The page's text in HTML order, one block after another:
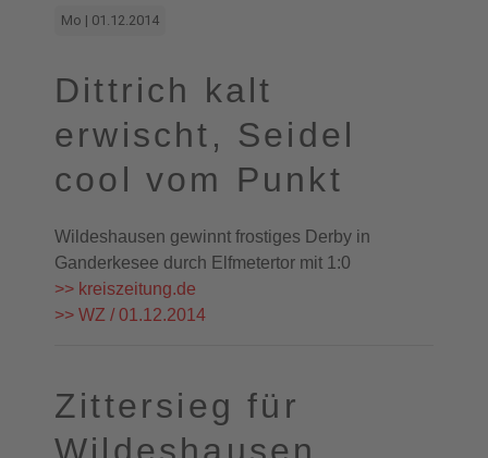
Mo | 01.12.2014
Dittrich kalt
erwischt, Seidel
cool vom Punkt
Wildeshausen gewinnt frostiges Derby in
Ganderkesee durch Elfmetertor mit 1:0
>> kreiszeitung.de
>> WZ / 01.12.2014
Zittersieg für